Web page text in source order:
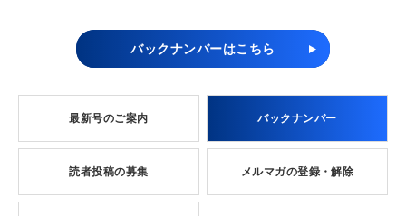
バックナンバーはこちら
最新号のご案内 バックナンバー
読者投稿の募集 メルマガの登録・解除